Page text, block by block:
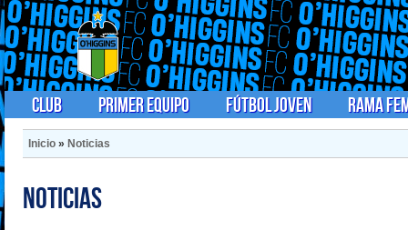
Club Primer Equipo Fútbol Joven Rama
Inicio » Noticias
Noticias